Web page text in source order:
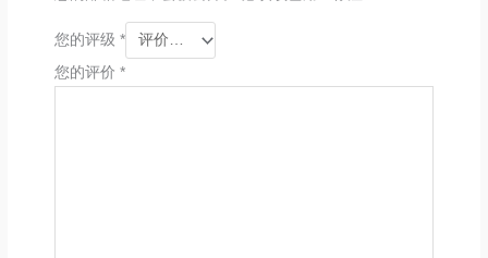
您的评级*
您的评价*